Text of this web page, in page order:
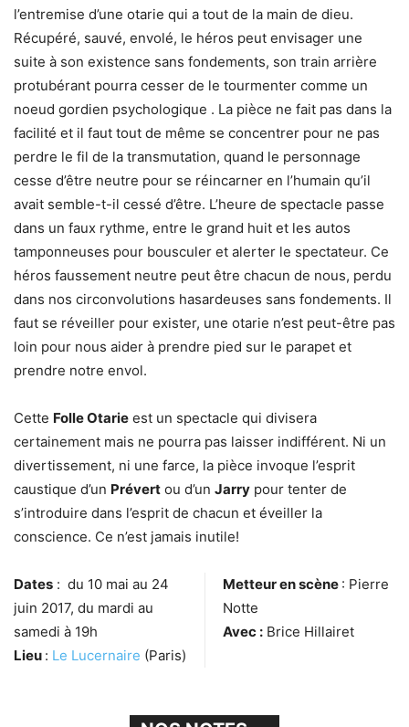
l’entremise d’une otarie qui a tout de la main de dieu.
Récupéré, sauvé, envolé, le héros peut envisager une
suite à son existence sans fondements, son train arrière
protubérant pourra cesser de le tourmenter comme un
noeud gordien psychologique . La pièce ne fait pas dans la
facilité et il faut tout de même se concentrer pour ne pas
perdre le fil de la transmutation, quand le personnage
cesse d’être neutre pour se réincarner en l’humain qu’il
avait semble-t-il cessé d’être. L’heure de spectacle passe
dans un faux rythme, entre le grand huit et les autos
tamponneuses pour bousculer et alerter le spectateur. Ce
héros faussement neutre peut être chacun de nous, perdu
dans nos circonvolutions hasardeuses sans fondements. Il
faut se réveiller pour exister, une otarie n’est peut-être pas
loin pour nous aider à prendre pied sur le parapet et
prendre notre envol.
Cette Folle Otarie est un spectacle qui divisera
certainement mais ne pourra pas laisser indifférent. Ni un
divertissement, ni une farce, la pièce invoque l’esprit
caustique d’un Prévert ou d’un Jarry pour tenter de
s’introduire dans l’esprit de chacun et éveiller la
conscience. Ce n’est jamais inutile!
Dates : du 10 mai au 24
juin 2017, du mardi au
samedi à 19h
Lieu : Le Lucernaire (Paris)
Metteur en scène : Pierre
Notte
Avec : Brice Hillairet